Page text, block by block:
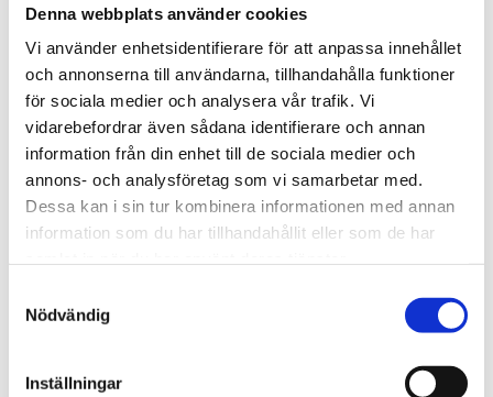
Denna webbplats använder cookies
Vi använder enhetsidentifierare för att anpassa innehållet
och annonserna till användarna, tillhandahålla funktioner
för sociala medier och analysera vår trafik. Vi
vidarebefordrar även sådana identifierare och annan
information från din enhet till de sociala medier och
annons- och analysföretag som vi samarbetar med.
Dessa kan i sin tur kombinera informationen med annan
information som du har tillhandahållit eller som de har
Nödvändig
Inställningar
Audit-test, tio frågor om
Testa dig själv: Hur mycket